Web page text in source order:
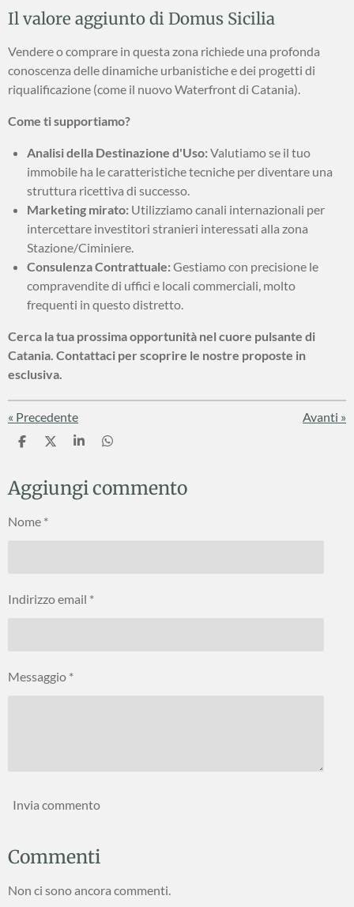
Il valore aggiunto di Domus Sicilia
Vendere o comprare in questa zona richiede una profonda
conoscenza delle dinamiche urbanistiche e dei progetti di
riqualificazione (come il nuovo Waterfront di Catania).
Come ti supportiamo?
Analisi della Destinazione d'Uso:Valutiamo se il tuo
immobile ha le caratteristiche tecniche per diventare una
struttura ricettiva di successo.
Marketing mirato: Utilizziamo canali internazionali per
intercettare investitori stranieri interessati alla zona
Stazione/Ciminiere.
Consulenza Contrattuale:Gestiamo con precisione le
compravendite di uffici e locali commerciali, molto
frequenti in questo distretto.
Cerca la tua prossima opportunità nel cuore pulsante di
Catania. Contattaci per scoprire le nostre proposte in
esclusiva.
« Precedente Avanti »
C
d
i
i
C
d
i
C
d
i
C
d
i
Aggiungi commento
Nome *
Indirizzo email *
Messaggio *
Invia commento
Commenti
Non ci sono ancora commenti.